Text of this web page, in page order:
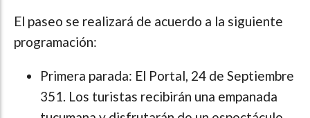
El paseo se realizará de acuerdo a la siguiente
programación:
Primera parada: El Portal, 24 de Septiembre
351. Los turistas recibirán una empanada